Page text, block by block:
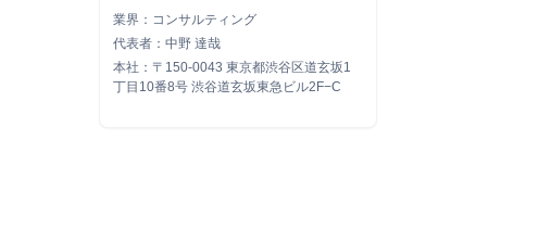
業界：コンサルティング
代表者：中野 達哉
本社：〒150-0043 東京都渋谷区道玄坂1
丁目10番8号 渋谷道玄坂東急ビル2F−C